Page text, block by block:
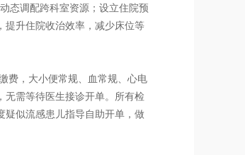
态调配跨科室资源；设立住院预
提升住院收治效率，减少床位等
费，大小便常规、血常规、心电
无需等待医生接诊开单。所有检
疑似流感患儿指导自助开单，做